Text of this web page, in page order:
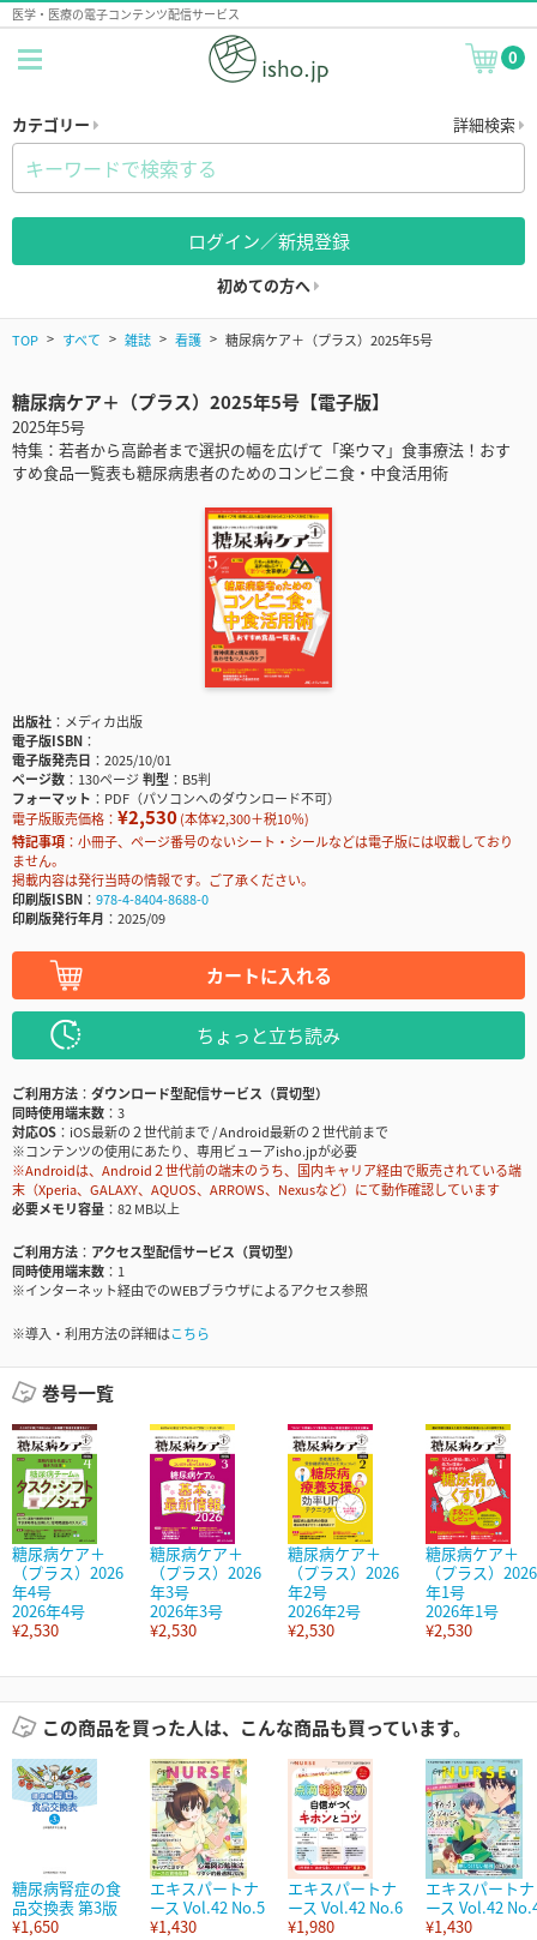
医学・医療の電子コンテンツ配信サービス
0
カテゴリー 詳細検索
ログイン／新規登録
初めての方へ
TOP すべて 雑誌 看護 糖尿病ケア＋（プラス）2025年5号
糖尿病ケア＋（プラス）2025年5号【電子版】
2025年5号
特集：若者から高齢者まで選択の幅を広げて「楽ウマ」食事療法！おす
すめ食品一覧表も糖尿病患者のためのコンビニ食・中食活用術
出版社
メディカ出版
電子版ISBN
電子版発売日
2025/10/01
ページ数
130ページ判型
B5判
フォーマット
PDF（パソコンへのダウンロード不可）
電子版販売価格： ¥2,530(本体¥2,300＋税10％)
特記事項
小冊子、ページ番号のないシート・シールなどは電子版には収載しており
ません。
掲載内容は発行当時の情報です。ご了承ください。
印刷版ISBN
978-4-8404-8688-0
印刷版発行年月
2025/09
カートに入れる
ちょっと立ち読み
ご利用方法
ダウンロード型配信サービス（買切型）
同時使用端末数
3
対応OS
iOS最新の２世代前まで / Android最新の２世代前まで
※コンテンツの使用にあたり、専用ビューアisho.jpが必要
※Androidは、Android２世代前の端末のうち、国内キャリア経由で販売されている端
末（Xperia、GALAXY、AQUOS、ARROWS、Nexusなど）にて動作確認しています
必要メモリ容量
82 MB以上
ご利用方法
アクセス型配信サービス（買切型）
同時使用端末数
1
※インターネット経由でのWEBブラウザによるアクセス参照
※導入・利用方法の詳細はこちら
巻号一覧
糖尿病ケア＋
（プラス）2026
年4号
2026年4号
¥2,530
糖尿病ケア＋
（プラス）2026
年3号
2026年3号
¥2,530
糖尿病ケア＋
（プラス）2026
年2号
2026年2号
¥2,530
糖尿病ケア＋
（プラス）2026
年1号
2026年1号
¥2,530
この商品を買った人は、こんな商品も買っています。
糖尿病腎症の食
品交換表 第3版
¥1,650
エキスパートナ
ース Vol.42 No.5
¥1,430
エキスパートナ
ース Vol.42 No.6
¥1,980
エキスパートナ
ース Vol.42
¥1,430